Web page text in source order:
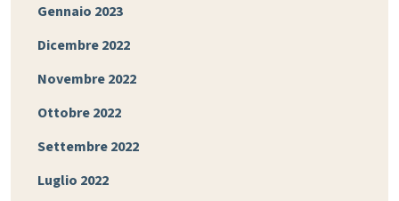
Gennaio 2023
Dicembre 2022
Novembre 2022
Ottobre 2022
Settembre 2022
Luglio 2022